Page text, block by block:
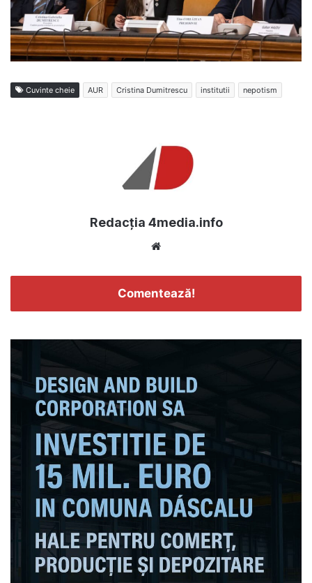
Cuvinte cheie AUR Cristina Dumitrescu institutii nepotism
Redacția 4media.info
Comentează!